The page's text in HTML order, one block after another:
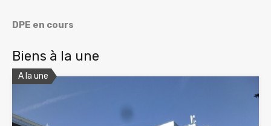
DPE en cours
Biens à la une
A la une